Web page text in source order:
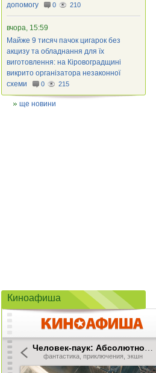
допомогу
0 210
вчора, 15:59
Майже 9 тисяч пачок цигарок без
акцизу та обладнання для їх
виготовлення: на Кіровоградщині
викрито організатора незаконної
схеми
0 215
ще новини
Киноафиша